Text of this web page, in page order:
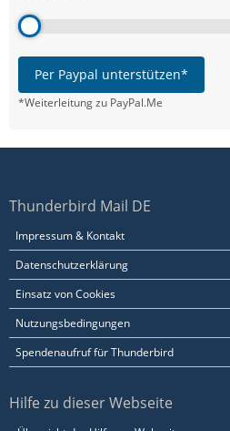
Per Paypal unterstützen*
*Weiterleitung zu PayPal.Me
Thunderbird Mail DE
Impressum & Kontakt
Datenschutzerklärung
Einsatz von Cookies
Nutzungsbedingungen
Spendenaufruf für Thunderbird
Hilfe zu dieser Webseite